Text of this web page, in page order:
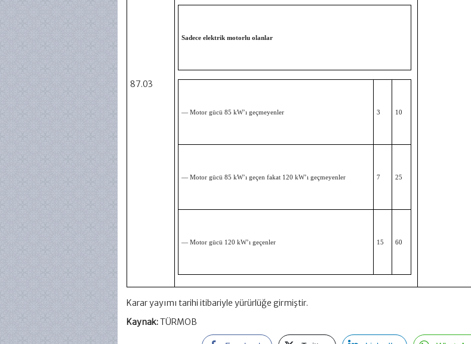
87.03
Sadece elektrik motorlu olanlar
— Motor gücü 85 kW’ı geçmeyenler 3 10
— Motor gücü 85 kW’ı geçen fakat 120 kW’ı geçmeyenler 7 25
— Motor gücü 120 kW’ı geçenler 15 60
Karar yayımı tarihi itibariyle yürürlüğe girmiştir.
Kaynak:TÜRMOB